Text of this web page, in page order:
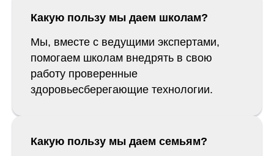
Какую пользу мы даем школам?
Мы, вместе с ведущими экспертами,
помогаем школам внедрять в свою
работу проверенные
здоровьесберегающие технологии.
Какую пользу мы даем семьям?